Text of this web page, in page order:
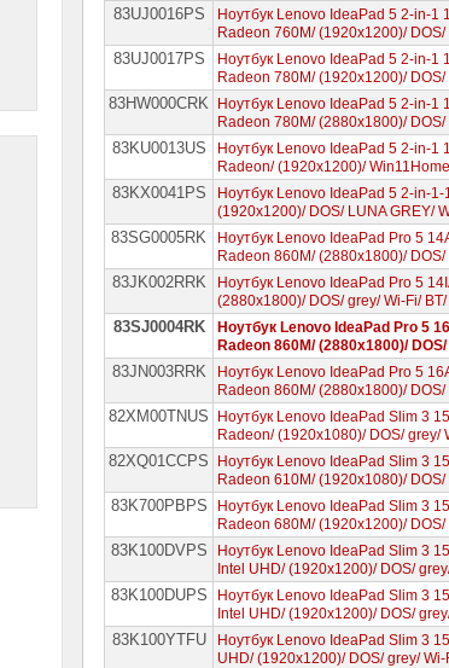
83UJ0016PS
Ноутбук Lenovo IdeaPad 5 2-in-1
Radeon 760M/ (1920x1200)/
83UJ0017PS
Ноутбук Lenovo IdeaPad 5 2-in-1
Radeon 780M/ (1920x1200)/
83HW000CRK
Ноутбук Lenovo IdeaPad 5 2-in-1
Radeon 780M/ (2880x1800)/
83KU0013US
Ноутбук Lenovo IdeaPad 5 2-in-1
Radeon/ (1920x1200)/
83KX0041PS
Ноутбук Lenovo IdeaPad 5 2-in-
(1920x1200)/ DOS/ LUNA GREY/
83SG0005RK
Ноутбук Lenovo IdeaPad Pro 5
Radeon 860M/ (2880x1800)/
83JK002RRK
Ноутбук Lenovo IdeaPad Pro 5
(2880x1800)/ DOS/ grey/ Wi-Fi/
83SJ0004RK
Ноутбук Lenovo IdeaPad Pro 5
Radeon 860M/ (2880x1800)/
83JN003RRK
Ноутбук Lenovo IdeaPad Pro 5
Radeon 860M/ (2880x1800)/
82XM00TNUS
Ноутбук Lenovo IdeaPad Slim 3
Radeon/ (1920x1080)/ DOS/ grey/
82XQ01CCPS
Ноутбук Lenovo IdeaPad Slim 3
Radeon 610M/ (1920x1080)/
83K700PBPS
Ноутбук Lenovo IdeaPad Slim 3
Radeon 680M/ (1920x1200)/
83K100DVPS
Ноутбук Lenovo IdeaPad Slim 3
Intel UHD/ (1920x1200)/ DOS/
83K100DUPS
Ноутбук Lenovo IdeaPad Slim 3
Intel UHD/ (1920x1200)/ DOS/
83K100YTFU
Ноутбук Lenovo IdeaPad Slim 3
UHD/ (1920x1200)/ DOS/ grey/